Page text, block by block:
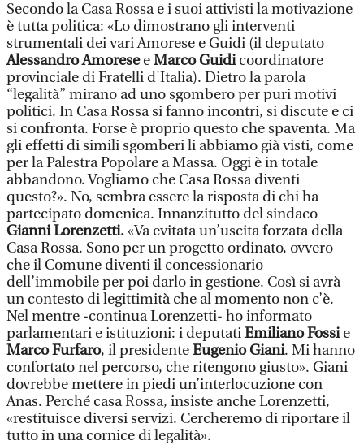
Secondo la Casa Rossa e i suoi attivisti la motivazione
è tutta politica: «Lo dimostrano gli interventi
strumentali dei vari Amorese e Guidi (il deputato
Alessandro AmoreseeMarco Guidicoordinatore
provinciale di Fratelli d'Italia). Dietro la parola
“legalità” mirano ad uno sgombero per puri motivi
politici. In Casa Rossa si fanno incontri, si discute e ci
si confronta. Forse è proprio questo che spaventa. Ma
gli effetti di simili sgomberi li abbiamo già visti, come
per la Palestra Popolare a Massa. Oggi è in totale
abbandono. Vogliamo che Casa Rossa diventi
questo?». No, sembra essere la risposta di chi ha
partecipato domenica. Innanzitutto del sindaco
Gianni Lorenzetti.«Va evitata un’uscita forzata della
Casa Rossa. Sono per un progetto ordinato, ovvero
che il Comune diventi il concessionario
dell’immobile per poi darlo in gestione. Così si avrà
un contesto di legittimità che al momento non c’è.
Nel mentre -continua Lorenzetti- ho informato
parlamentari e istituzioni: i deputatiEmiliano Fossie
Marco Furfaro, il presidenteEugenio Giani. Mi hanno
confortato nel percorso, che ritengono giusto». Giani
dovrebbe mettere in piedi un’interlocuzione con
Anas. Perché casa Rossa, insiste anche Lorenzetti,
«restituisce diversi servizi. Cercheremo di riportare il
tutto in una cornice di legalità».